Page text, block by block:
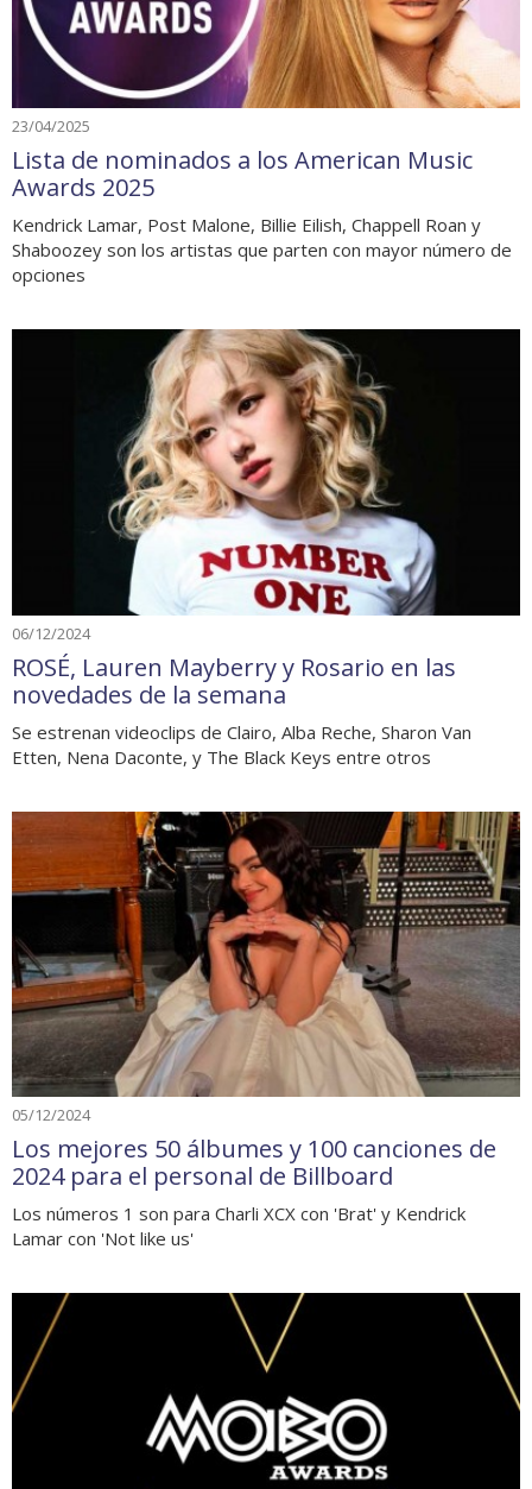
23/04/2025
Lista de nominados a los American Music
Awards 2025
Kendrick Lamar, Post Malone, Billie Eilish, Chappell Roan y
Shaboozey son los artistas que parten con mayor número de
opciones
06/12/2024
ROSÉ, Lauren Mayberry y Rosario en las
novedades de la semana
Se estrenan videoclips de Clairo, Alba Reche, Sharon Van
Etten, Nena Daconte, y The Black Keys entre otros
05/12/2024
Los mejores 50 álbumes y 100 canciones de
2024 para el personal de Billboard
Los números 1 son para Charli XCX con 'Brat' y Kendrick
Lamar con 'Not like us'